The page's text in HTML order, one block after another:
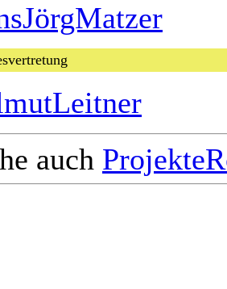
auch